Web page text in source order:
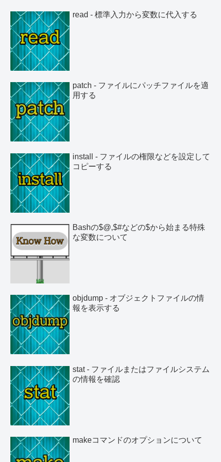
read - 標準入力から変数に代入する
patch - ファイルにパッチファイルを適
用する
install - ファイルの権限などを設定して
コピーする
Bashの$@,$#などの$から始まる特殊
な変数について
objdump - オブジェクトファイルの情
報を表示する
stat - ファイルまたはファイルシステム
の情報を確認
makeコマンドのオプションについて